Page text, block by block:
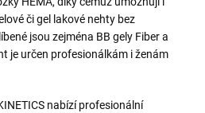
či gel lakové nehty bez
jsou zejména BB gely Fiber a
je určen profesionálkám i ženám
nabízí profesionální